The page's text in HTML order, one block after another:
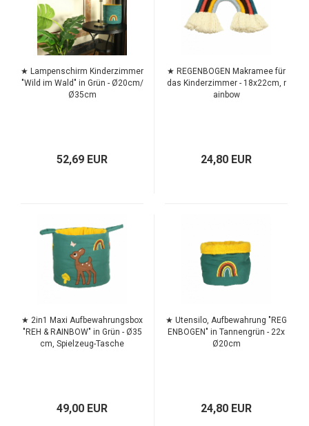
★ Lampenschirm Kinderzimmer
"Wild im Wald" in Grün - Ø20cm/
Ø35cm
52,69 EUR
★ REGENBOGEN Makramee für
das Kinderzimmer - 18x22cm, r
ainbow
24,80 EUR
★ 2in1 Maxi Aufbewahrungsbox
"REH & RAINBOW" in Grün - Ø35
cm, Spielzeug-Tasche
49,00 EUR
★ Utensilo, Aufbewahrung "REG
ENBOGEN" in Tannengrün - 22x
Ø20cm
24,80 EUR